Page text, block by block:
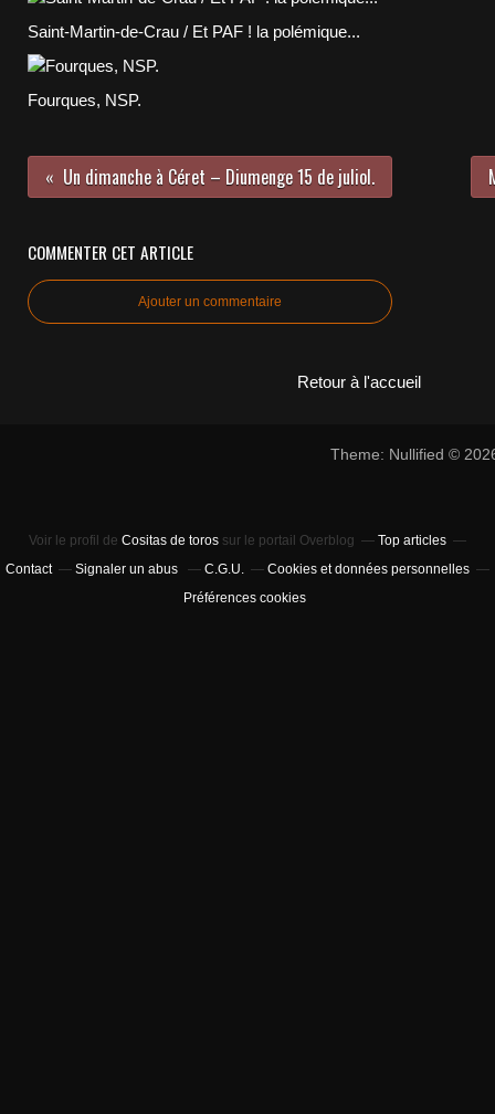
Saint-Martin-de-Crau / Et PAF ! la polémique...
Fourques, NSP.
Un dimanche à Céret – Diumenge 15 de juliol.
COMMENTER CET ARTICLE
Ajouter un commentaire
Retour à l'accueil
Theme: Nullified ©
Voir le profil de Cositas de toros sur le portail Overblog
Top articles
Contact
Signaler un abus C.G.U.
Cookies et données personnelles
Préférences cookies